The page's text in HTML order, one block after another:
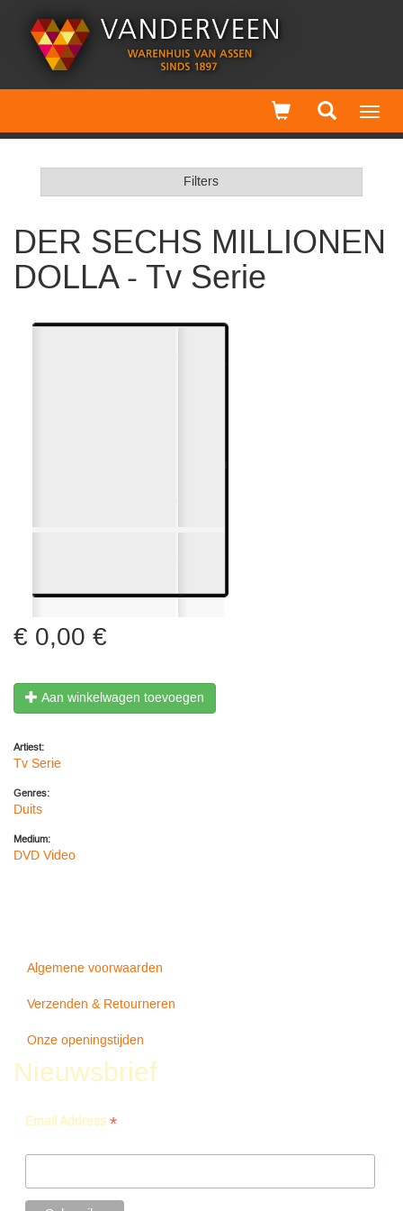
Filters
DER SECHS MILLIONEN
DOLLA - Tv Serie
0,00 €
Aan winkelwagen toevoegen
Artiest:
Tv Serie
Genres:
Duits
Medium:
DVD Video
Algemene voorwaarden
Verzenden & Retourneren
Onze openingstijden
Nieuwsbrief
Email Address *